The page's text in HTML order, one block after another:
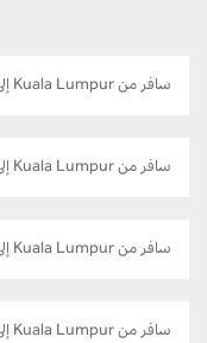
سافر من Kuala Lumpur إلى Baghdad
سافر من Kuala Lumpur إلى Karachi
سافر من Kuala Lumpur إلى صلالة
سافر من Kuala Lumpur إلى ملتان